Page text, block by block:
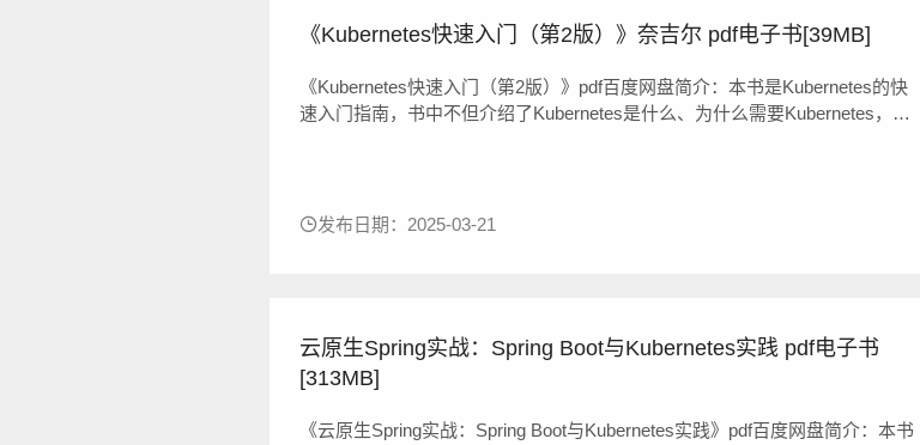
《Kubernetes快速入门（第2版）》奈吉尔 pdf电子书[39MB]
《Kubernetes快速入门（第2版）》pdf百度网盘简介：本书是Kubernetes的快
速入门指南，书中不但介绍了Kubernetes是什么、为什么需要Kubernetes，而
发布日期：2025-03-21
云原生Spring实战：Spring Boot与Kubernetes实践 pdf电子书
[313MB]
《云原生Spring实战：Spring Boot与Kubernetes实践》pdf百度网盘简介：本书